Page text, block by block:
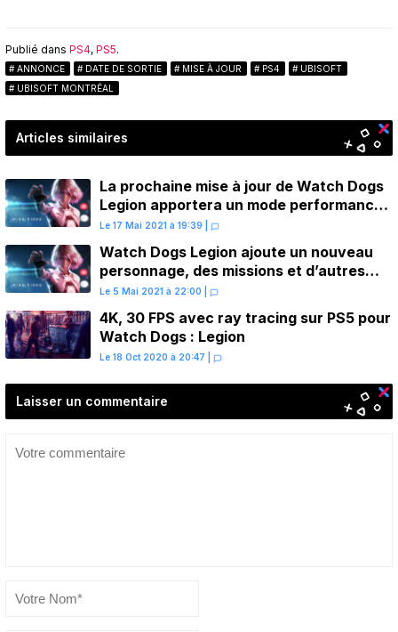
Publié dans PS4, PS5.
ANNONCE DATE DE SORTIE MISE À JOUR PS4
UBISOFT
UBISOFT MONTRÉAL
Articles similaires
La prochaine mise à jour de Watch Dogs
Legion apportera un mode performance
à 60 FPS sur PS5
Le 17 Mai 2021 à 19:39
Watch Dogs Legion ajoute un nouveau
personnage, des missions et d’autres
nouveautés
Le 5 Mai 2021 à 22:00
4K, 30 FPS avec ray tracing sur PS5 pour
Watch Dogs : Legion
Le 18 Oct 2020 à 20:47
Laisser un commentaire